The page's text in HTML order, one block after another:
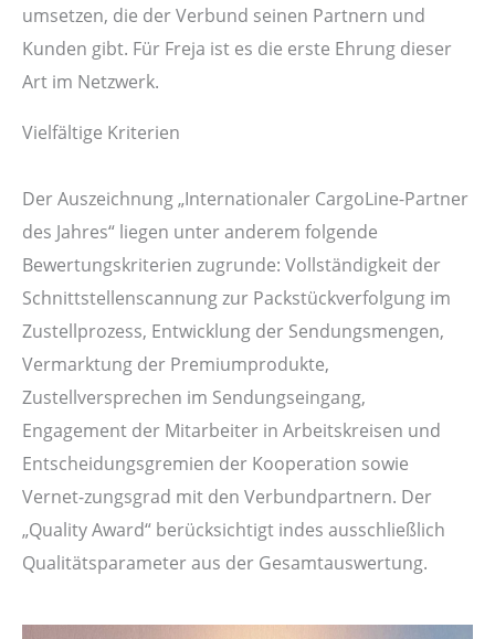
umsetzen, die der Verbund seinen Partnern und
Kunden gibt. Für Freja ist es die erste Ehrung dieser
Art im Netzwerk.
Vielfältige Kriterien
Der Auszeichnung „Internationaler CargoLine-Partner
des Jahres“ liegen unter anderem folgende
Bewertungskriterien zugrunde: Vollständigkeit der
Schnittstellenscannung zur Packstückverfolgung im
Zustellprozess, Entwicklung der Sendungsmengen,
Vermarktung der Premiumprodukte,
Zustellversprechen im Sendungseingang,
Engagement der Mitarbeiter in Arbeitskreisen und
Entscheidungsgremien der Kooperation sowie
Vernet-zungsgrad mit den Verbundpartnern. Der
„Quality Award“ berücksichtigt indes ausschließlich
Qualitätsparameter aus der Gesamtauswertung.